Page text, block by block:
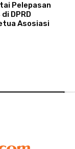
Pelepasan
DPRD
Asosiasi